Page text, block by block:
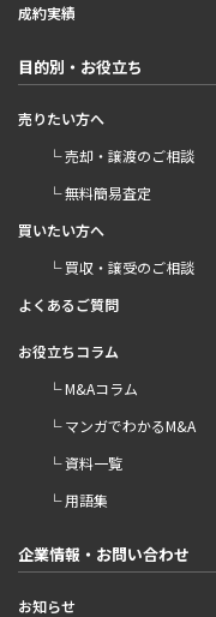
成約実績
目的別・お役立ち
売りたい方へ
└ 売却・譲渡のご相談
└ 無料簡易査定
買いたい方へ
└ 買収・譲受のご相談
よくあるご質問
お役立ちコラム
└ M&Aコラム
└ マンガでわかるM&A
└ 資料一覧
└ 用語集
企業情報・お問い合わせ
お知らせ